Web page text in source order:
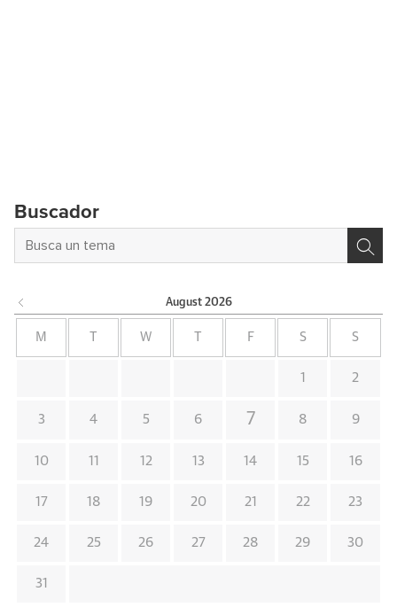
Buscador
August 2026
M W F S S
1 2
3 4 5 6 7 8 9
10 11 12 13 14 15 16
17 18 19 20 21 22 23
24 25 26 27 28 29 30
31